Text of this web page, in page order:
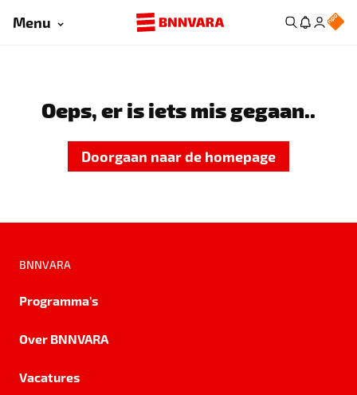
Menu
Oeps, er is iets mis gegaan..
Doorgaan naar de homepage
BNNVARA
Programma's
Over BNNVARA
Vacatures